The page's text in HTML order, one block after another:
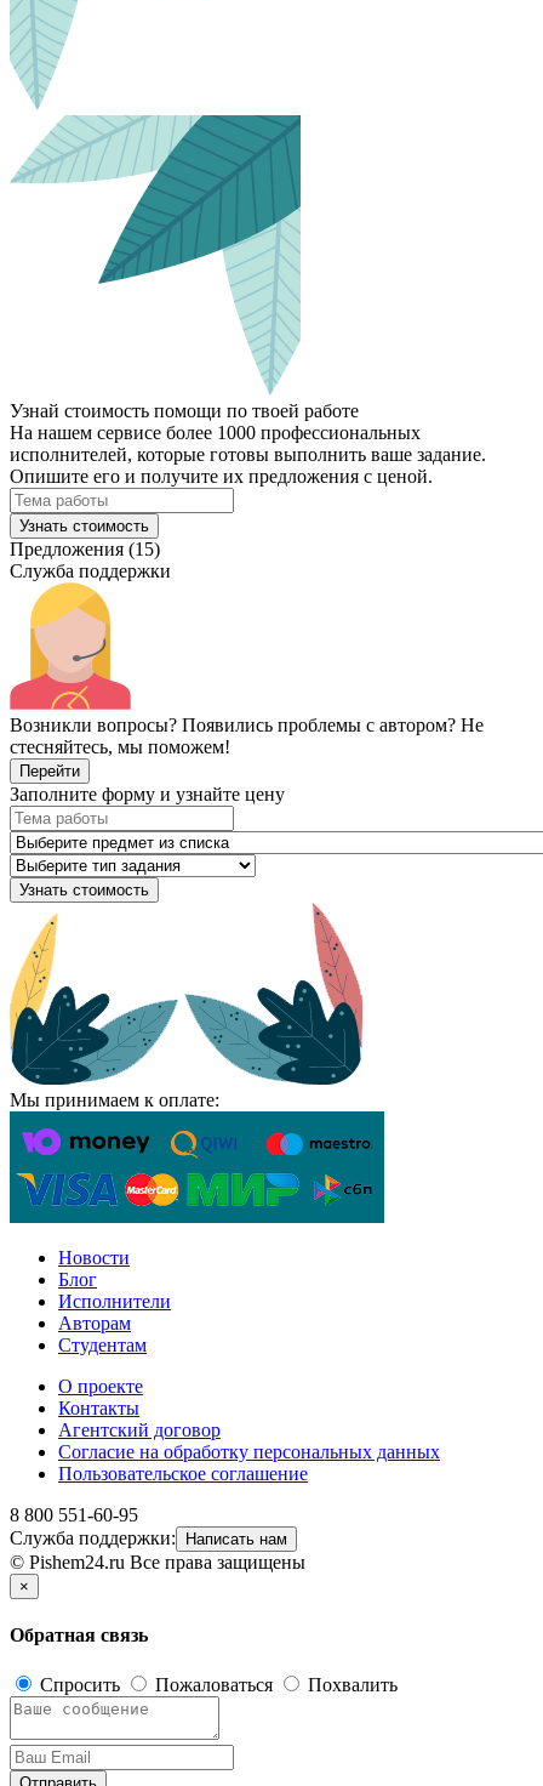
Узнай стоимость помощи по твоей работе
На нашем сервисе более 1000 профессиональных
исполнителей, которые готовы выполнить ваше задание.
Опишите его и получите их предложения с ценой.
Узнать стоимость
Предложения (15)
Служба поддержки
Возникли вопросы? Появились проблемы с автором? Не
стесняйтесь, мы поможем!
Перейти
Заполните форму и узнайте цену
Узнать стоимость
Мы принимаем к оплате:
Новости
Блог
Исполнители
Авторам
Студентам
О проекте
Контакты
Агентский договор
Согласие на обработку персональных данных
Пользовательское соглашение
8 800 551-60-95
Служба поддержки:
Написать нам
© Pishem24.ru Все права защищены
×
Обратная связь
Спросить Пожаловаться Похвалить